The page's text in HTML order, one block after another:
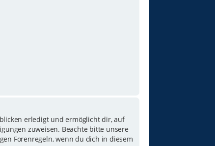
erledigt und ermöglicht dir, auf
zuweisen. Beachte bitte unsere
Forenregeln, wenn du dich in diesem